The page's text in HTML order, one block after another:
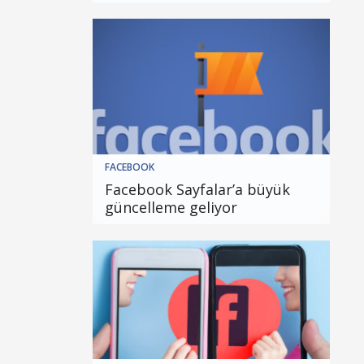
FACEBOOK
Facebook Sayfalar’a büyük
güncelleme geliyor